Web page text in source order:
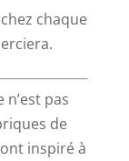
chaque
pas
de
inspiré à